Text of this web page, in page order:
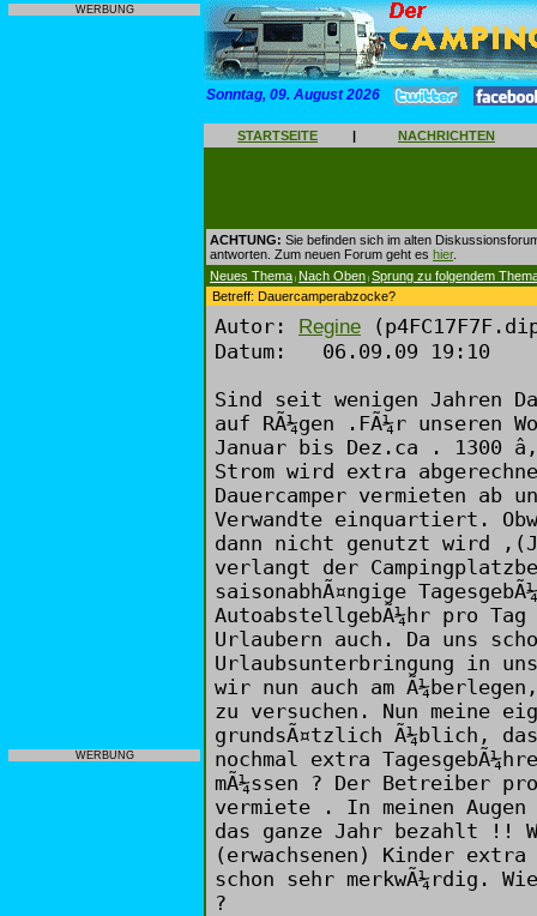
WERBUNG
WERBUNG
Sonntag, 09. August 2026
STARTSEITE | NACHRICHTEN
ACHTUNG: Sie befinden sich im alten
antworten. Zum neuen Forum geht es hier.
Neues Thema | Nach Oben | Sprung zu folgendem
Betreff: Dauercamperabzocke?
Autor: Regine
Datum: 06.09.09 19:10
Sind seit wenigen Jahren
auf RÃ¼gen .FÃ¼r unseren
Januar bis Dez.ca . 1300
Strom wird extra
Dauercamper vermieten ab
Verwandte einquartiert.
dann nicht genutzt wird
verlangt der
saisonabhÃ¤ngige
AutoabstellgebÃ¼hr pro
Urlaubern auch. Da uns
Urlaubsunterbringung in
wir nun auch am
zu versuchen. Nun meine
grundsÃ¤tzlich Ã¼blich, das
nochmal extra
mÃ¼ssen ? Der Betreiber
vermiete . In meinen
das ganze Jahr bezahlt !!
(erwachsenen) Kinder
schon sehr merkwÃ¼rdig.
?